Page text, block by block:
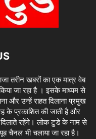
तरीन खबरों का एक मात्र वेब
जा रहा है । इसके माध्यम से
और उन्हें राहत दिलाना प्रमुख
के प्रकाशित की जाती है और
दिलाते रहेंगे। लोक टुडे के नाम से
चैनल भी चलाया जा रहा है।